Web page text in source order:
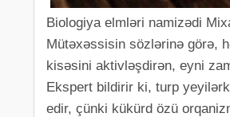
Biologiya elmləri namizədi
Mütəxəssisin sözlərinə görə,
kisəsini aktivləşdirən, eyni
Ekspert bildirir ki, turp
edir, çünki kükürd özü